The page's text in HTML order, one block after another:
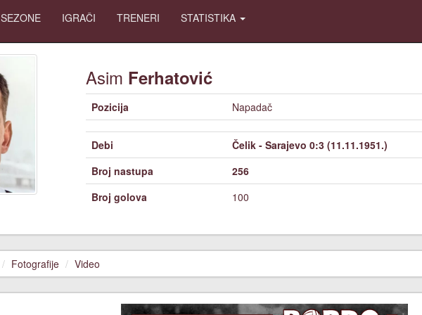
SEZONE IGRAČI TRENERI STATISTIKA
Asim Ferhatović
Pozicija Napadač
Debi
Čelik - Sarajevo 0:3 (11.11.1951.)
Broj nastupa
256
Broj golova
100
Fotografije Video